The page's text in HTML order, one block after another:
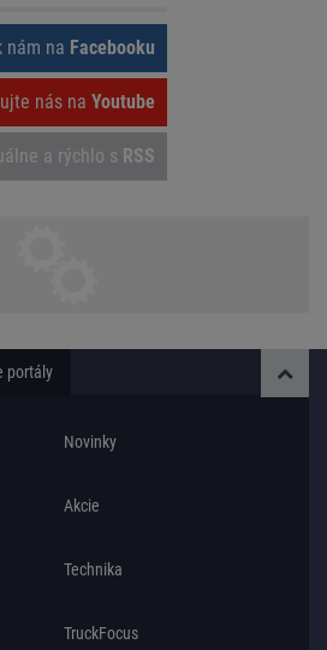
nám na Facebooku
nás na Youtube
a rýchlo s RSS
portály
Novinky
Akcie
Technika
TruckFocus